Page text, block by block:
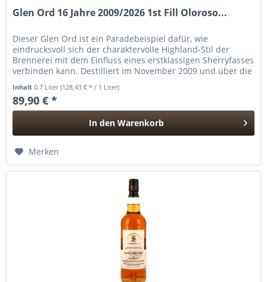
Glen Ord 16 Jahre 2009/2026 1st Fill Oloroso...
Dieser Glen Ord ist ein Paradebeispiel dafür, wie
eindrucksvoll sich der charaktervolle Highland-Stil der
Brennerei mit dem Einfluss eines erstklassigen Sherryfasses
verbinden kann. Destilliert im November 2009 und über die
Inhalt0.7 Liter(128,43 € * / 1 Liter)
89,90 € *
In den Warenkorb
Merken